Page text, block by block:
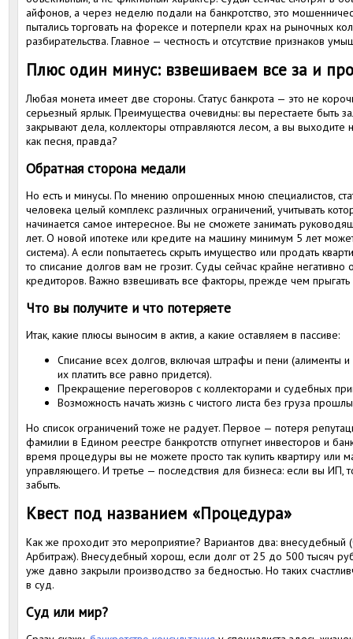
айфонов, а через неделю подали на банкротство, это
пытались торговать на форексе и потерпели крах на рыночных
разбирательства. Главное — честность и отсутствие признаков
Плюс один минус: взвешиваем все за и
Любая монета имеет две стороны. Статус банкрота — это не
серьезный ярлык. Преимущества очевидны: вы перестаете быть
закрывают дела, коллекторы отправляются лесом, а вы выходите
как песня, правда?
Обратная сторона медали
Но есть и минусы. По мнению опрошенных мною специалистов,
человека целый комплекс различных ограничений, учитывать
начинается самое интересное. Вы не сможете занимать
лет. О новой ипотеке или кредите на машину минимум 5 лет
система). А если попытаетесь скрыть имущество или продать
то списание долгов вам не грозит. Суды сейчас крайне негативно
кредиторов. Важно взвешивать все факторы, прежде чем прыгать
Что вы получите и что потеряете
Итак, какие плюсы выносим в актив, а какие оставляем в пассиве:
Списание всех долгов, включая штрафы и пени (алименты
их платить все равно придется).
Прекращение переговоров с коллекторами и судебных
Возможность начать жизнь с чистого листа без груза
Но список ограничений тоже не радует. Первое — потеря
фамилии в Едином реестре банкротств отпугнет инвесторов и
время процедуры вы не можете просто так купить квартиру или
управляющего. И третье — последствия для бизнеса: если вы ИП,
забыть.
Квест под названием «Процедура»
Как же проходит это мероприятие? Вариантов два:
Арбитраж). Внесудебный хорош, если долг от 25 до 500 тысяч
уже давно закрыли производство за бедностью. Но таких
в суд.
Суд или мир?